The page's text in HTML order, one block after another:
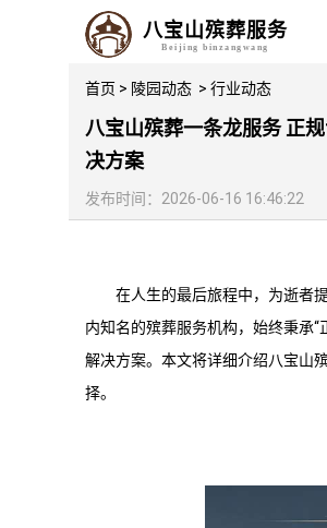
八宝山殡葬服务
Beijing binzangwang
首页 > 陵园动态 > 行业动态
八宝山殡葬一条龙服务 正
决方案
发布时间：2026-06-16 16:46:22
在人生的最后旅程中，为逝者
内知名的殡葬服务机构，始终秉承
解决方案。本文将详细介绍八宝山
择。